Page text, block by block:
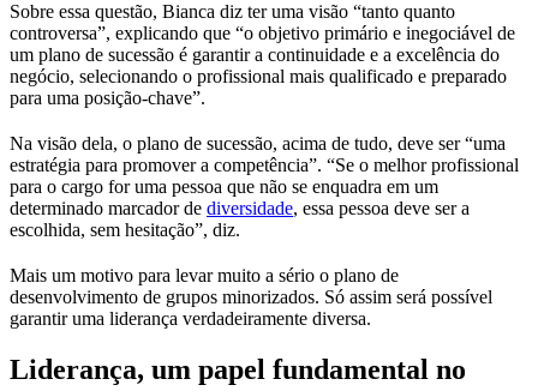
Sobre essa questão, Bianca diz ter uma visão “tanto quanto
controversa”, explicando que “o objetivo primário e inegociável de
um plano de sucessão é garantir a continuidade e a excelência do
negócio, selecionando o profissional mais qualificado e preparado
para uma posição-chave”.
Na visão dela, o plano de sucessão, acima de tudo, deve ser “uma
estratégia para promover a competência”. “Se o melhor profissional
para o cargo for uma pessoa que não se enquadra em um
determinado marcador de diversidade, essa pessoa deve ser a
escolhida, sem hesitação”, diz.
Mais um motivo para levar muito a sério o plano de
desenvolvimento de grupos minorizados. Só assim será possível
garantir uma liderança verdadeiramente diversa.
Liderança, um papel fundamental no